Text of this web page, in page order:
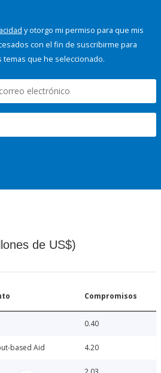
y otorgo mi permiso para que mis
con el fin de suscribirme para
que he seleccionado.
de US$)
Compromisos
0.40
based Aid 4.20